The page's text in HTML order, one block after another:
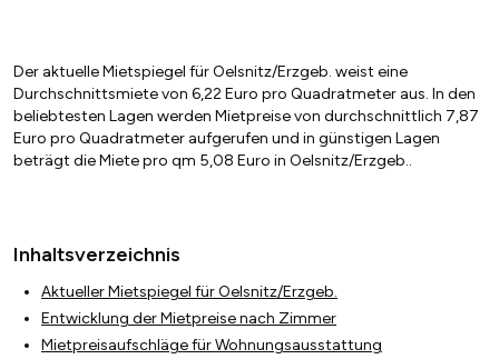
Der aktuelle Mietspiegel für Oelsnitz/Erzgeb. weist eine
Durchschnittsmiete von 6,22 Euro pro Quadratmeter aus. In den
beliebtesten Lagen werden Mietpreise von durchschnittlich 7,87
Euro pro Quadratmeter aufgerufen und in günstigen Lagen
beträgt die Miete pro qm 5,08 Euro in Oelsnitz/Erzgeb..
Inhaltsverzeichnis
Aktueller Mietspiegel für Oelsnitz/Erzgeb.
Entwicklung der Mietpreise nach Zimmer
Mietpreisaufschläge für Wohnungsausstattung